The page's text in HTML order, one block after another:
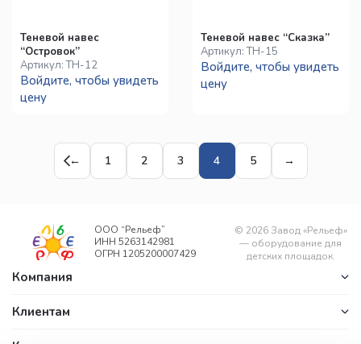
Теневой навес
“Островок”
Артикул:ТН-12
Войдите, чтобы увидеть
цену
Теневой навес “Сказка”
Артикул:ТН-15
Войдите, чтобы увидеть
цену
← 1 2 3 4 5 →
ООО “Рельеф”
ИНН 5263142981
ОГРН 1205200007429
© 2026Завод «Рельеф»
— оборудование для
детских площадок.
Компания
Клиентам